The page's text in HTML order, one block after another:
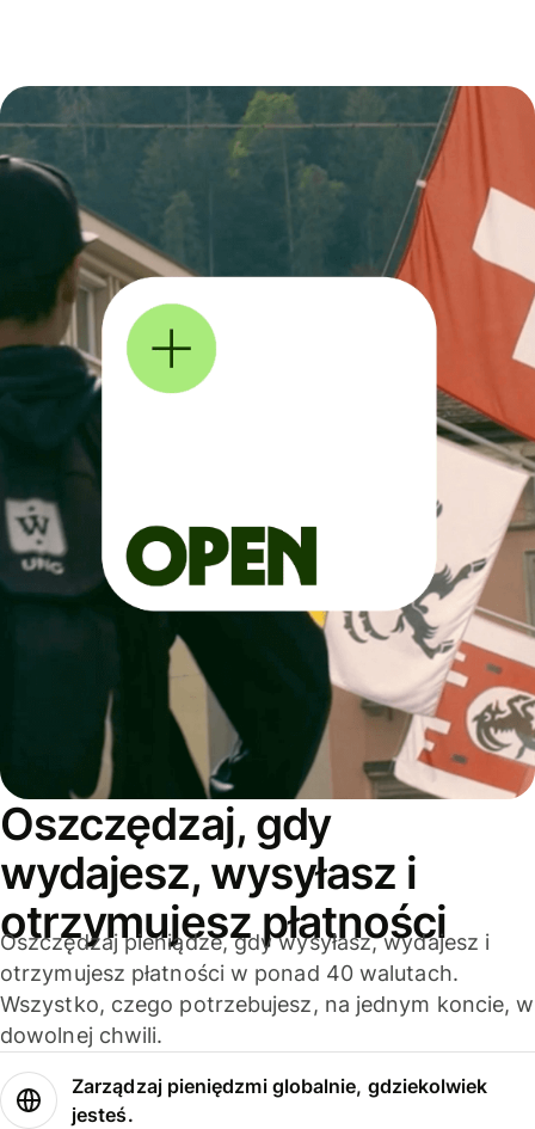
Oszczędzaj, gdy
wydajesz, wysyłasz i
otrzymujesz płatności
Oszczędzaj pieniądze, gdy wysyłasz, wydajesz i
otrzymujesz płatności w ponad 40 walutach.
Wszystko, czego potrzebujesz, na jednym koncie, w
dowolnej chwili.
Zarządzaj pieniędzmi globalnie, gdziekolwiek
jesteś.